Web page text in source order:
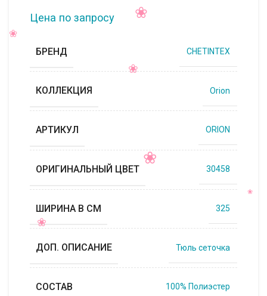
Цена по запросу
БРЕНД CHETINTEX
КОЛЛЕКЦИЯ Orion
АРТИКУЛ ORION
ОРИГИНАЛЬНЫЙ ЦВЕТ 30458
ШИРИНА В СМ 325
ДОП. ОПИСАНИЕ Тюль сеточка
СОСТАВ 100% Полиэстер